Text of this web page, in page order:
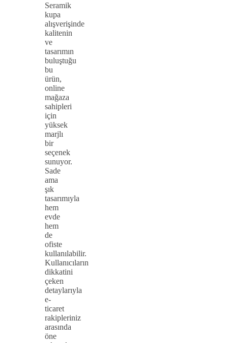
Seramik
kupa
alışverişinde
kalitenin
ve
tasarımın
buluştuğu
bu
ürün,
online
mağaza
sahipleri
için
yüksek
marjlı
bir
seçenek
sunuyor.
Sade
ama
şık
tasarımıyla
hem
evde
hem
de
ofiste
kullanılabilir.
Kullanıcıların
dikkatini
çeken
detaylarıyla
e-
ticaret
rakipleriniz
arasında
öne